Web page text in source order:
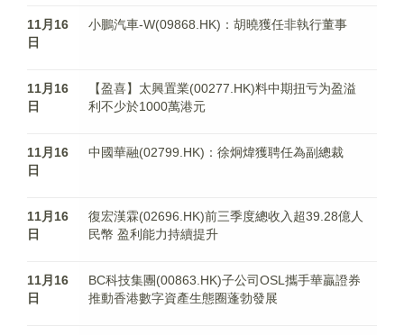
11月16
日
小鵬汽車-W(09868.HK)：胡曉獲任非執行董事
11月16
日
【盈喜】太興置業(00277.HK)料中期扭亏为盈溢
利不少於1000萬港元
11月16
日
中國華融(02799.HK)：徐炯煒獲聘任為副總裁
11月16
日
復宏漢霖(02696.HK)前三季度總收入超39.28億人
民幣 盈利能力持續提升
11月16
日
BC科技集團(00863.HK)子公司OSL攜手華贏證券
推動香港數字資產生態圈蓬勃發展